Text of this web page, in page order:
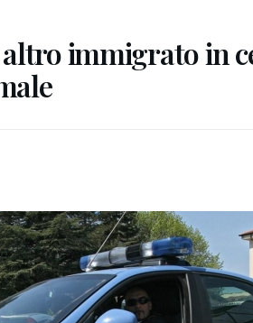
altro immigrato in